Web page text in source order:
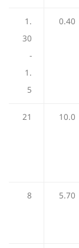
0.40
1.
30
-
1.
5
10.0
21
5.70
8